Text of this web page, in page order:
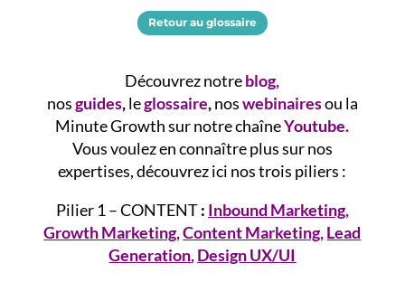
Retour au glossaire
Découvrez notreblog,
nosguides,leglossaire,noswebinairesou la
Minute Growth sur notre chaîneYoutube.
Vous voulez en connaître plus sur nos
expertises, découvrez ici nos trois piliers :
Pilier 1 – CONTENT: Inbound Marketing,
GrowthMarketing,Content Marketing,Lead
Generation,Design UX/UI